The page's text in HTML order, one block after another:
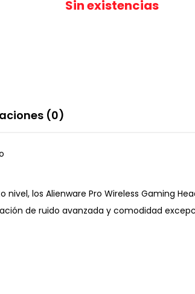
Sin existencias
(0)
los Alienware Pro Wireless Gaming
de ruido avanzada y comodidad